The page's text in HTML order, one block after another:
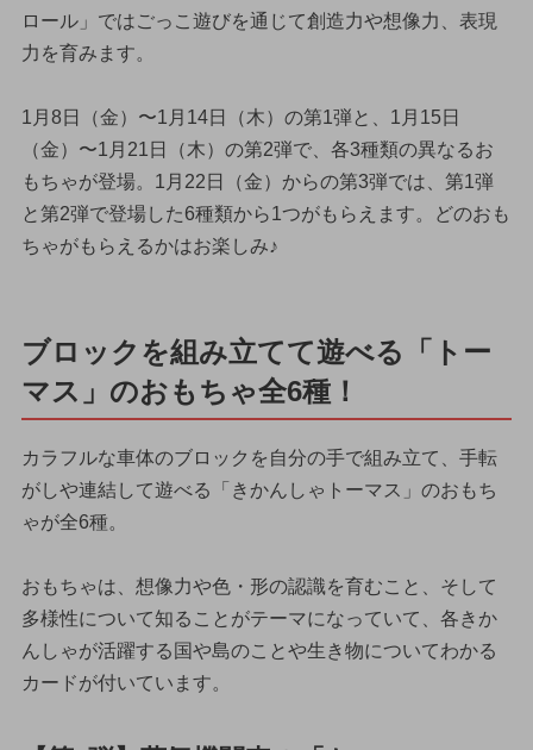
ロール」ではごっこ遊びを通じて創造力や想像力、表現
力を育みます。
1月8日（金）〜1月14日（木）の第1弾と、1月15日
（金）〜1月21日（木）の第2弾で、各3種類の異なるお
もちゃが登場。1月22日（金）からの第3弾では、第1弾
と第2弾で登場した6種類から1つがもらえます。どのおも
ちゃがもらえるかはお楽しみ♪
ブロックを組み立てて遊べる「トー
マス」のおもちゃ全6種！
カラフルな車体のブロックを自分の手で組み立て、手転
がしや連結して遊べる「きかんしゃトーマス」のおもち
ゃが全6種。
おもちゃは、想像力や色・形の認識を育むこと、そして
多様性について知ることがテーマになっていて、各きか
んしゃが活躍する国や島のことや生き物についてわかる
カードが付いています。